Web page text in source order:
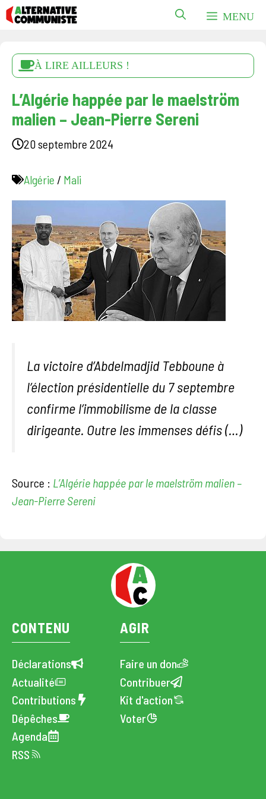
Aller
au
MENU
À LIRE AILLEURS !
L’Algérie happée par le maelström
malien – Jean-Pierre Sereni
20 septembre 2024
Algérie / Mali
La victoire d’Abdelmadjid Tebboune à
l’élection présidentielle du 7 septembre
confirme l’immobilisme de la classe
dirigeante. Outre les immenses défis (…)
Source : L’Algérie happée par le maelström malien –
Jean-Pierre Sereni
CONTENU
Déclarations
Actualité
Contributions
Dépêches
Agenda
RSS
AGIR
Faire un don
Contribuer
Kit d'action
Voter